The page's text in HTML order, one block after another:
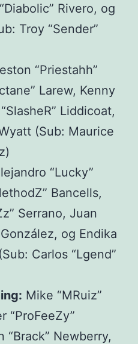
Rivero, og
Troy “Sender”
“Priestahh”
Larew, Kenny
Liddicoat,
(Sub: Maurice
“Lucky”
Bancells,
Serrano, Juan
og Endika
Carlos “Lgend”
Mike “MRuiz”
“ProFeeZy”
“Brack” Newberry,